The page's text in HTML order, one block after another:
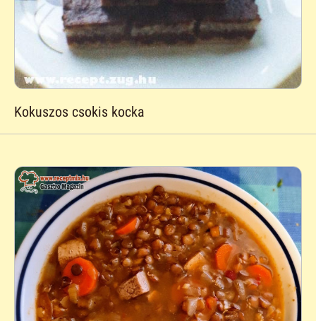
Kokuszos csokis kocka